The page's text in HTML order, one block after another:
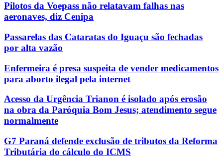
Pilotos da Voepass não relatavam falhas nas
aeronaves, diz Cenipa
Passarelas das Cataratas do Iguaçu são fechadas
por alta vazão
Enfermeira é presa suspeita de vender medicamentos
para aborto ilegal pela internet
Acesso da Urgência Trianon é isolado após erosão
na obra da Paróquia Bom Jesus; atendimento segue
normalmente
G7 Paraná defende exclusão de tributos da Reforma
Tributária do cálculo do ICMS